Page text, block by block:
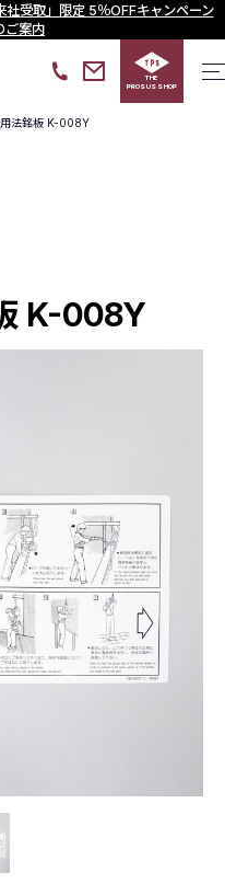
社受取」限定 5％OFFキャンペーン
ご案内
THE
PROSUS SHOP
法銘板 K-008Y
K-008Y